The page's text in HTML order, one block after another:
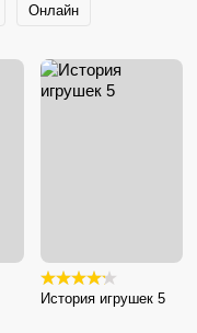
Онлайн
История игрушек 5